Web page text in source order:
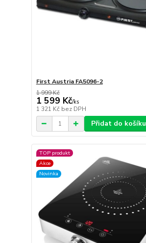
First Austria FA5096-2
1 999 Kč
1 599 Kč/ks
1 321 Kč bez DPH
Přidat do košíku
TOP produkt
Akce
Novinka